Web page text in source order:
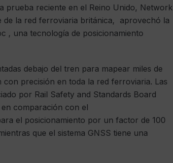
prueba reciente en el Reino Unido, Network
de la red ferroviaria británica, aprovechó la
, una tecnología de posicionamiento
debajo del tren para mapear miles de
precisión en toda la red ferroviaria. Las
por Rail Safety and Standards Board
comparación con el
el posicionamiento por un factor de 100
que el sistema GNSS tiene una